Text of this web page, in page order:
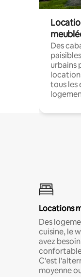
Des
urbains
tous les
Locations
Des
cuisine, le
avez
C'est
moyenne